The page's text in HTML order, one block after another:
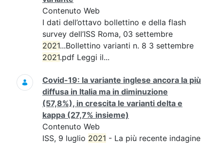
Contenuto Web
I dati dell’ottavo bollettino e della flash
survey dell’ISS Roma, 03 settembre
2021...Bollettino varianti n. 8 3 settembre
2021.pdf Leggi il...
Covid-19: la variante inglese ancora la più
diffusa in Italia ma in diminuzione
(57,8%), in crescita le varianti delta e
kappa (27,7% insieme)
Contenuto Web
ISS, 9 luglio 2021 - La più recente indagine